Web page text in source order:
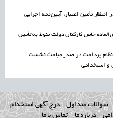
تأمین اعتبار؛ آیین‌نامه اجرایی
خاص کارکنان دولت منوط به تأمین
نظام پرداخت در صدر مباحث نشست
و استخدامی
سوالات متداول
درج آگهی استخدام
درباره ما تماس با ما